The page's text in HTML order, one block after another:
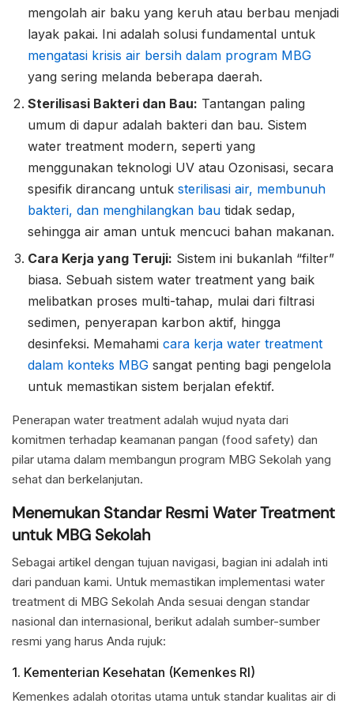
mengolah air baku yang keruh atau berbau menjadi
layak pakai. Ini adalah solusi fundamental untuk
mengatasi krisis air bersih dalam program MBG
yang sering melanda beberapa daerah.
Sterilisasi Bakteri dan Bau: Tantangan paling
umum di dapur adalah bakteri dan bau. Sistem
water treatment modern, seperti yang
menggunakan teknologi UV atau Ozonisasi, secara
spesifik dirancang untuk sterilisasi air, membunuh
bakteri, dan menghilangkan bau tidak sedap,
sehingga air aman untuk mencuci bahan makanan.
Cara Kerja yang Teruji: Sistem ini bukanlah “filter”
biasa. Sebuah sistem water treatment yang baik
melibatkan proses multi-tahap, mulai dari filtrasi
sedimen, penyerapan karbon aktif, hingga
desinfeksi. Memahami cara kerja water treatment
dalam konteks MBG sangat penting bagi pengelola
untuk memastikan sistem berjalan efektif.
Penerapan water treatment adalah wujud nyata dari
komitmen terhadap keamanan pangan (food safety) dan
pilar utama dalam membangun program MBG Sekolah yang
sehat dan berkelanjutan.
Menemukan Standar Resmi Water Treatment
untuk MBG Sekolah
Sebagai artikel dengan tujuan navigasi, bagian ini adalah inti
dari panduan kami. Untuk memastikan implementasi water
treatment di MBG Sekolah Anda sesuai dengan standar
nasional dan internasional, berikut adalah sumber-sumber
resmi yang harus Anda rujuk:
1. Kementerian Kesehatan (Kemenkes RI)
Kemenkes adalah otoritas utama untuk standar kualitas air di